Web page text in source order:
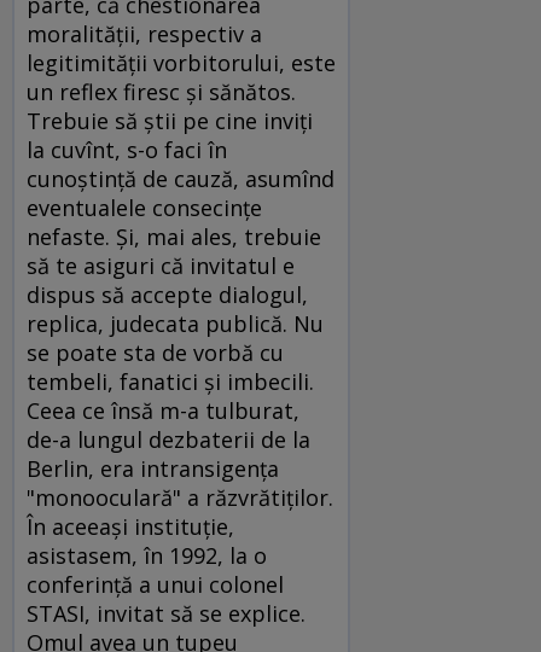
moralităţii, respectiv a
legitimităţii vorbitorului, este
un reflex firesc şi sănătos.
Trebuie să ştii pe cine inviţi
la cuvînt, s-o faci în
cunoştinţă de cauză, asumînd
eventualele consecinţe
nefaste. Şi, mai ales, trebuie
să te asiguri că invitatul e
dispus să accepte dialogul,
replica, judecata publică. Nu
se poate sta de vorbă cu
tembeli, fanatici şi imbecili.
Ceea ce însă m-a tulburat,
de-a lungul dezbaterii de la
Berlin, era intransigenţa
"monooculară" a răzvrătiţilor.
În aceeaşi instituţie,
asistasem, în 1992, la o
conferinţă a unui colonel
STASI, invitat să se explice.
Omul avea un tupeu